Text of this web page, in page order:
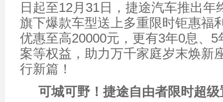
日起至12月31日，捷途汽车推出年
旗下爆款车型送上多重限时钜惠福
优惠至高20000元，更有3年0息、
案等权益，助力万千家庭岁末焕新
行新篇！
可城可野！捷途自由者限时超